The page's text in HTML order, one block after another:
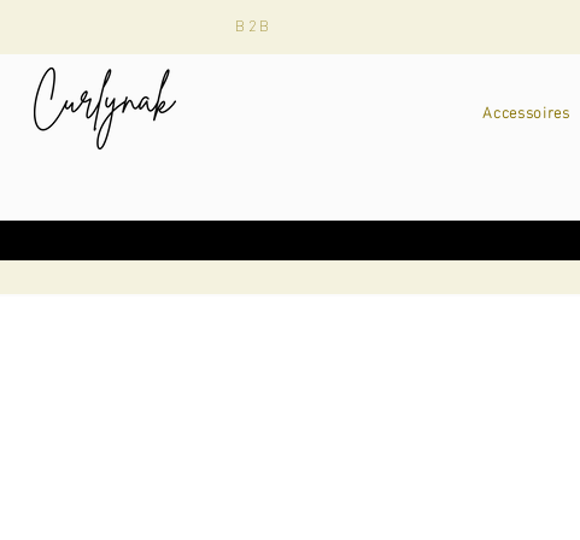
B2B
Accessoires